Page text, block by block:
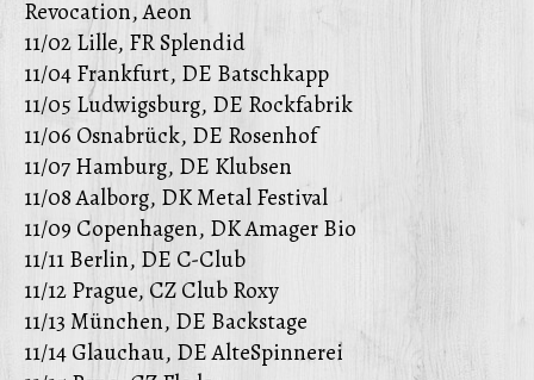
Revocation, Aeon
11/02 Lille, FR Splendid
11/04 Frankfurt, DE Batschkapp
11/05 Ludwigsburg, DE Rockfabrik
11/06 Osnabrück, DE Rosenhof
11/07 Hamburg, DE Klubsen
11/08 Aalborg, DK Metal Festival
11/09 Copenhagen, DK Amager Bio
11/11 Berlin, DE C-Club
11/12 Prague, CZ Club Roxy
11/13 München, DE Backstage
11/14 Glauchau, DE AlteSpinnerei